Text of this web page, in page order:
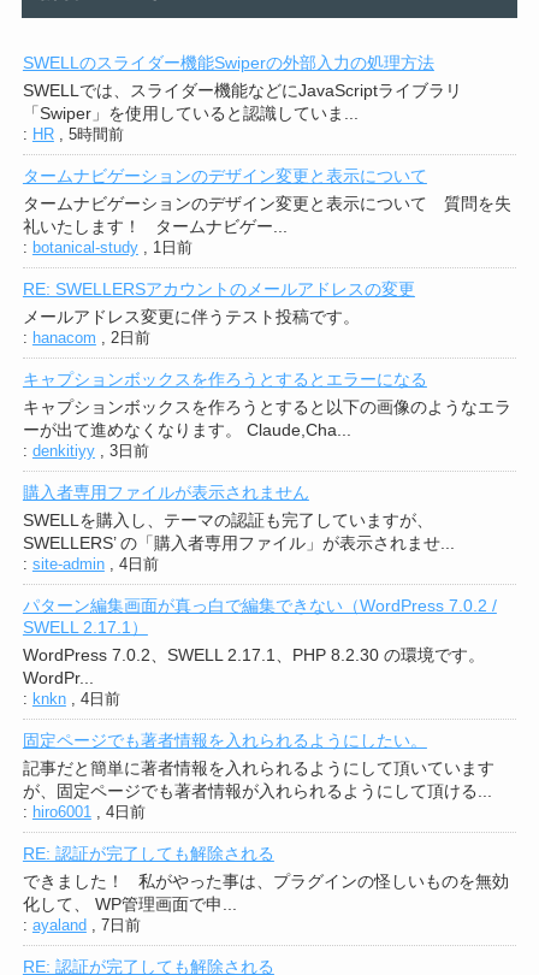
SWELLのスライダー機能Swiperの外部入力の処理方法
SWELLでは、スライダー機能などにJavaScriptライブラリ
「Swiper」を使用していると認識していま...
: HR, 5時間前
タームナビゲーションのデザイン変更と表示について
タームナビゲーションのデザイン変更と表示について 質問を失
礼いたします！ タームナビゲー...
: botanical-study, 1日前
RE: SWELLERSアカウントのメールアドレスの変更
メールアドレス変更に伴うテスト投稿です。
: hanacom , 2日前
キャプションボックスを作ろうとするとエラーになる
キャプションボックスを作ろうとすると以下の画像のようなエラ
ーが出て進めなくなります。 Claude,Cha...
: denkitiyy, 3日前
購入者専用ファイルが表示されません
SWELLを購入し、テーマの認証も完了していますが、
SWELLERS’ の「購入者専用ファイル」が表示されませ...
: site-admin, 4日前
パターン編集画面が真っ白で編集できない（WordPress 7.0.2 /
SWELL 2.17.1）
WordPress 7.0.2、SWELL 2.17.1、PHP 8.2.30 の環境です。
WordPr...
: knkn, 4日前
固定ページでも著者情報を入れられるようにしたい。
記事だと簡単に著者情報を入れられるようにして頂いています
が、固定ページでも著者情報が入れられるようにして頂ける...
: hiro6001, 4日前
RE: 認証が完了しても解除される
できました！ 私がやった事は、プラグインの怪しいものを無効
化して、 WP管理画面で申...
: ayaland , 7日前
RE: 認証が完了しても解除される